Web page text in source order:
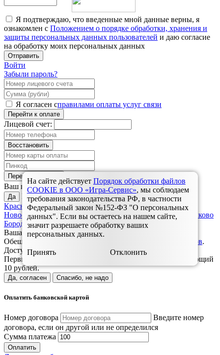
Я подтверждаю, что введенные мной данные верны, я
ознакомлен с Положением о порядке обработки, хранения и
защиты персональных данных пользователей и даю согласие
на обработку моих персональных данных
Отправить
Войти
Забыли пароль?
Я согласен справилами оплаты услуг связи
Перейти к оплате
Лицевой счет:
Восстановить
Перейти к оплате
Ваш городКрасноярск?
Да
Выбрать другой:
Красноярск Дивногорск Зеленогорск Назарово Ужур,
Новоселово, Балахта Ульяновск Шарыпово Березовка, Зыково
Бородино Заозерный Уяр, Громадск Ачинск
Ваша заявка успешно отправлена.
Обещанный платёж доступен только для наших
абонентов.
Доступ на вашем лицевом счете не блокирован.
Первый обещанный платёж бесплатный. Каждый следующий
10 рублей.
Да, согласен Спасибо, не надо
Оплатить банковской картой
Номер договора
Введите номер
договора, если он другой или не определился
Сумма платежа
Оплатить
На сайте действует Порядок обработки файлов
COOKIE в ООО «Игра-Сервис», мы соблюдаем
требования законодательства РФ, в частности
Федеральный закон №152-ФЗ "О персональных
данных". Если вы остаетесь на нашем сайте,
значит разрешаете обработку ваших
персональных данных.
Принять Отклонить